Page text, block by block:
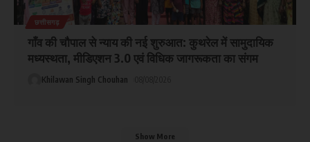
छत्तीसगढ़
गाँव की चौपाल से न्याय की नई शुरुआत: कुथरेल में सामुदायिक
मध्यस्थता, मीडिएशन 3.0 एवं विधिक जागरूकता का संगम
Khilawan Singh Chouhan
Show More